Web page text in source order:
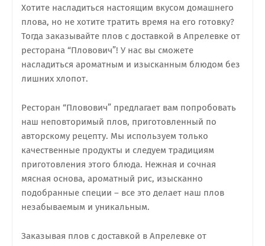
Хотите насладиться настоящим вкусом домашнего
плова, но не хотите тратить время на его готовку?
Тогда заказывайте плов с доставкой в Апрелевке от
ресторана “Пловович”! У нас вы сможете
насладиться ароматным и изысканным блюдом без
лишних хлопот.
Ресторан “Пловович” предлагает вам попробовать
наш неповторимый плов, приготовленный по
авторскому рецепту. Мы используем только
качественные продукты и следуем традициям
приготовления этого блюда. Нежная и сочная
мясная основа, ароматный рис, изысканно
подобранные специи – все это делает наш плов
незабываемым и уникальным.
Заказывая плов с доставкой в Апрелевке от